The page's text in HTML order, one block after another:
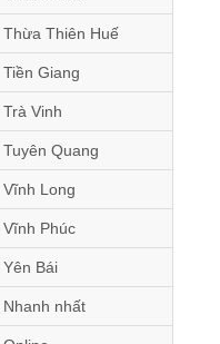
Thiên Huế
Giang
Vinh
Quang
Long
Phúc
Bái
nhất